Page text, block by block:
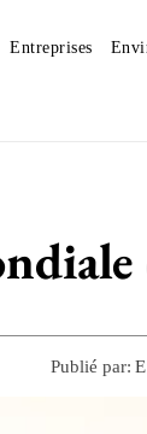
Entreprises
Publié par: